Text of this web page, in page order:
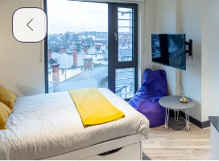
Cuenta
English (GB)
Elige un país
Reserva ahora
Català
Italian
Portuguese